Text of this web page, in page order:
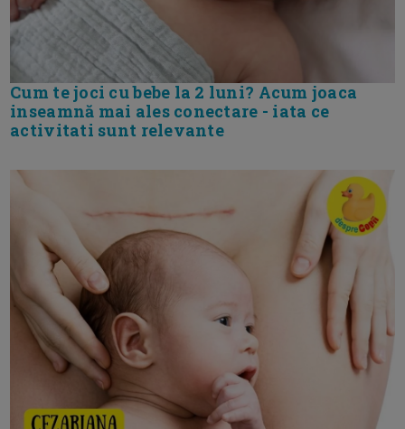
Cum te joci cu bebe la 2 luni? Acum joaca
inseamnă mai ales conectare - iata ce
activitati sunt relevante